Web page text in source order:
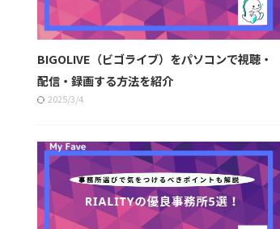
BIGOLIVE（ビゴライブ）をパソコンで視聴・
配信・録画する方法を紹介
2025/3/4